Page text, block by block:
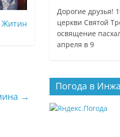
Житин
→
Дорогие друзья!
церкви Святой
освящение
апреля в 9
Погода в